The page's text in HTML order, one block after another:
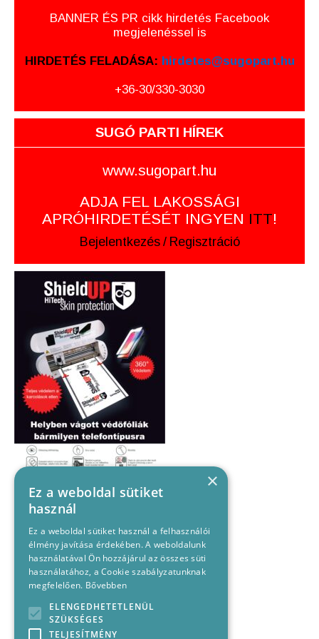
BANNER ÉS PR cikk hirdetés Facebook
megjelenéssel is
HIRDETÉS FELADÁSA: hirdetes@sugopart.hu
+36-30/330-3030
SUGÓ PARTI HÍREK
www.sugopart.hu
ADJA FEL LAKOSSÁGI
APRÓHIRDETÉSÉT INGYEN ITT!
Bejelentkezés / Regisztráció
×
Ez a weboldal sütiket
használ
Ez a weboldal sütiket használ a felhasználói
élmény javítása érdekében. A weboldalunk
használatával Ön hozzájárul az összes süti
használatához, a Cookie szabályzatunknak
megfelelően. Bővebben
ELENGEDHETETLENÜL
SZÜKSÉGES
TELJESÍTMÉNY